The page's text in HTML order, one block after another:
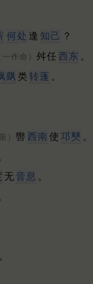
何处 逢 知己 ？
一作命） 舛任 西东 。
飖 类 转蓬 。
） 辔 西南 使 邛僰 。
无音息 。
。